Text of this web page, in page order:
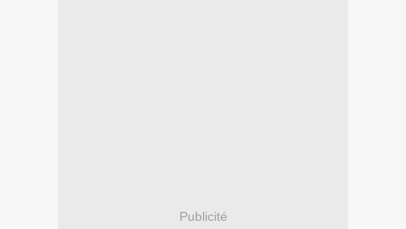
Publicité